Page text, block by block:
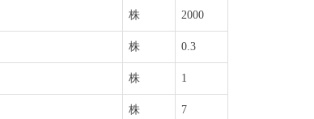
株 2000
株 0.3
株 1
株 7